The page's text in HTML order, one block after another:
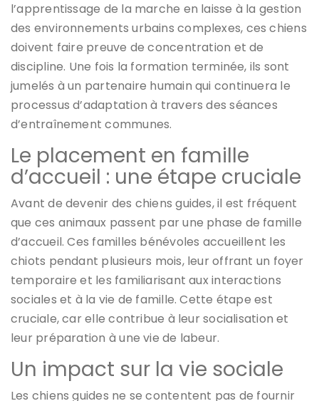
l’apprentissage de la marche en laisse à la gestion
des environnements urbains complexes, ces chiens
doivent faire preuve de concentration et de
discipline. Une fois la formation terminée, ils sont
jumelés à un partenaire humain qui continuera le
processus d’adaptation à travers des séances
d’entraînement communes.
Le placement en famille
d’accueil : une étape cruciale
Avant de devenir des chiens guides, il est fréquent
que ces animaux passent par une phase de famille
d’accueil. Ces familles bénévoles accueillent les
chiots pendant plusieurs mois, leur offrant un foyer
temporaire et les familiarisant aux interactions
sociales et à la vie de famille. Cette étape est
cruciale, car elle contribue à leur socialisation et
leur préparation à une vie de labeur.
Un impact sur la vie sociale
Les chiens guides ne se contentent pas de fournir